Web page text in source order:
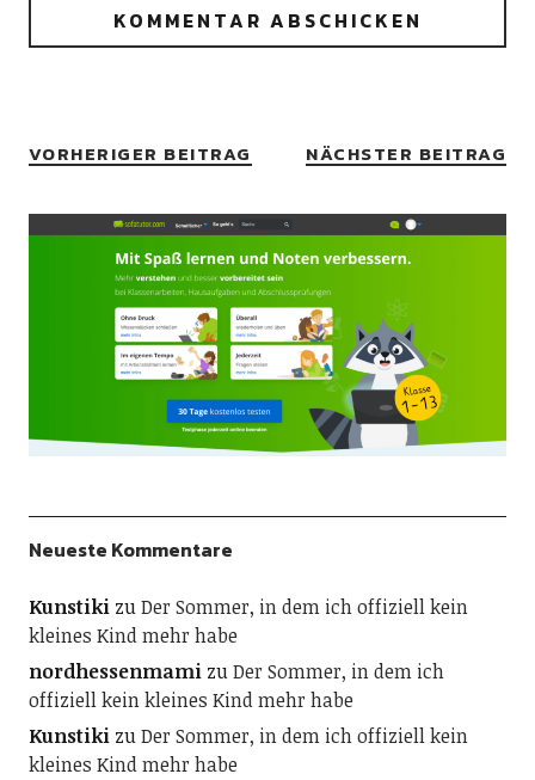
VORHERIGER BEITRAG NÄCHSTER BEITRAG
Neueste Kommentare
KunstikizuDer Sommer, in dem ich offiziell kein
kleines Kind mehr habe
nordhessenmamizuDer Sommer, in dem ich
offiziell kein kleines Kind mehr habe
KunstikizuDer Sommer, in dem ich offiziell kein
kleines Kind mehr habe